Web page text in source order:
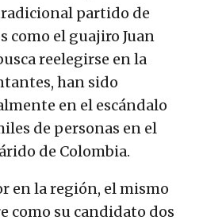
partido de
como el guajiro Juan
reelegirse en la
han sido
en el escándalo
de personas en el
de Colombia.
en la región, el mismo
como su candidato dos